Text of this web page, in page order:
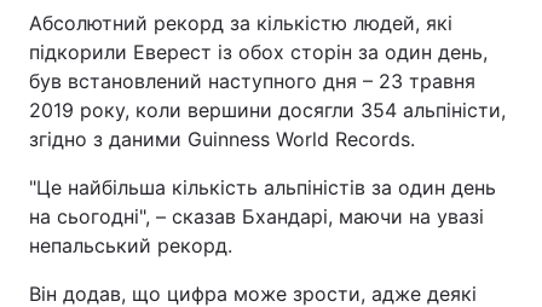
Тема оформлення
Абсолютний рекорд за кількістю людей, які
підкорили Еверест із обох сторін за один день,
був встановлений наступного дня – 23 травня
2019 року, коли вершини досягли 354 альпіністи,
згідно з даними Guinness World Records.
"Це найбільша кількість альпіністів за один день
на сьогодні", – сказав Бхандарі, маючи на увазі
непальський рекорд.
Він додав, що цифра може зрости, адже деякі